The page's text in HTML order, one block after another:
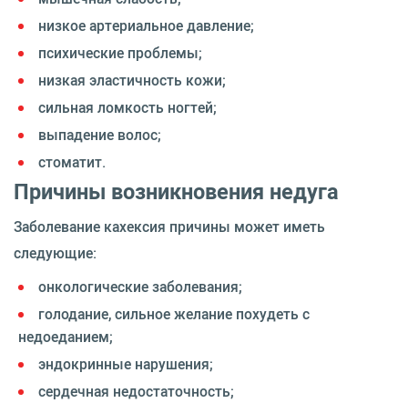
низкое артериальное давление;
психические проблемы;
низкая эластичность кожи;
сильная ломкость ногтей;
выпадение волос;
стоматит.
Причины возникновения недуга
Заболевание кахексия причины может иметь
следующие:
онкологические заболевания;
голодание, сильное желание похудеть с
недоеданием;
эндокринные нарушения;
сердечная недостаточность;